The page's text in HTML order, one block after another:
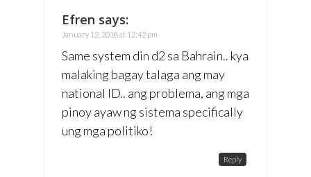
Efren says:
January 12, 2018 at 12:42 pm
Same system din d2 sa Bahrain.. kya
malaking bagay talaga ang may
national ID.. ang problema, ang mga
pinoy ayaw ng sistema specifically
ung mga politiko!
Reply